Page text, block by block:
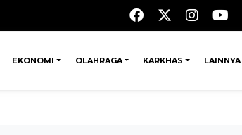
EKONOMI OLAHRAGA KARKHAS LAINNYA